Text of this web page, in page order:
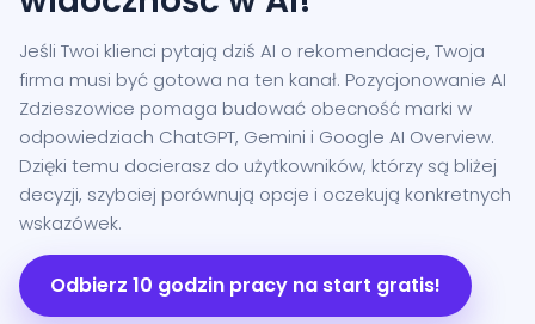
Jeśli Twoi klienci pytają dziś AI o rekomendacje, Twoja
firma musi być gotowa na ten kanał. Pozycjonowanie AI
Zdzieszowice pomaga budować obecność marki w
odpowiedziach ChatGPT, Gemini i Google AI Overview.
Dzięki temu docierasz do użytkowników, którzy są bliżej
decyzji, szybciej porównują opcje i oczekują konkretnych
wskazówek.
Odbierz 10 godzin pracy na start gratis!